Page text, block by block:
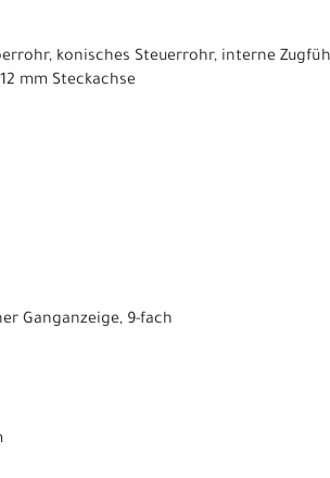
konisches Steuerrohr, interne
mm Steckachse
Ganganzeige, 9-fach